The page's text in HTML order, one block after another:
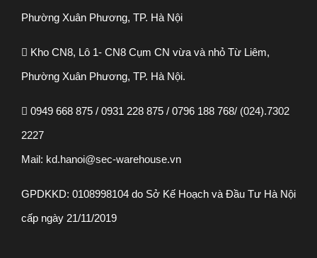
Phường Xuân Phương, TP. Hà Nội
Kho CN8, Lô 1- CN8 Cụm CN vừa và nhỏ Từ Liêm,
Phường Xuân Phương, TP. Hà Nội.
0949 668 875 / 0931 228 875 / 0796 188 768/ (024).7302
2227
Mail: kd.hanoi@sec-warehouse.vn
GPDKKD: 0108998104 do Sở Kế Hoạch và Đầu Tư Hà Nội
cấp ngày 21/11/2019